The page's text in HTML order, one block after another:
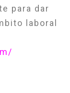
para dar
laboral